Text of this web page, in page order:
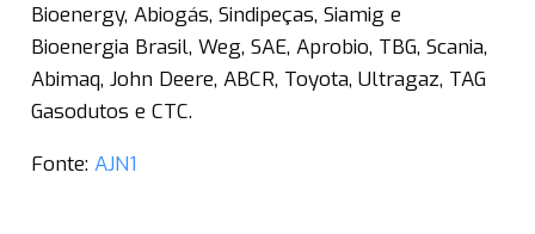
Bioenergy, Abiogás, Sindipeças, Siamig e
Bioenergia Brasil, Weg, SAE, Aprobio, TBG, Scania,
Abimaq, John Deere, ABCR, Toyota, Ultragaz, TAG
Gasodutos e CTC.
Fonte: AJN1